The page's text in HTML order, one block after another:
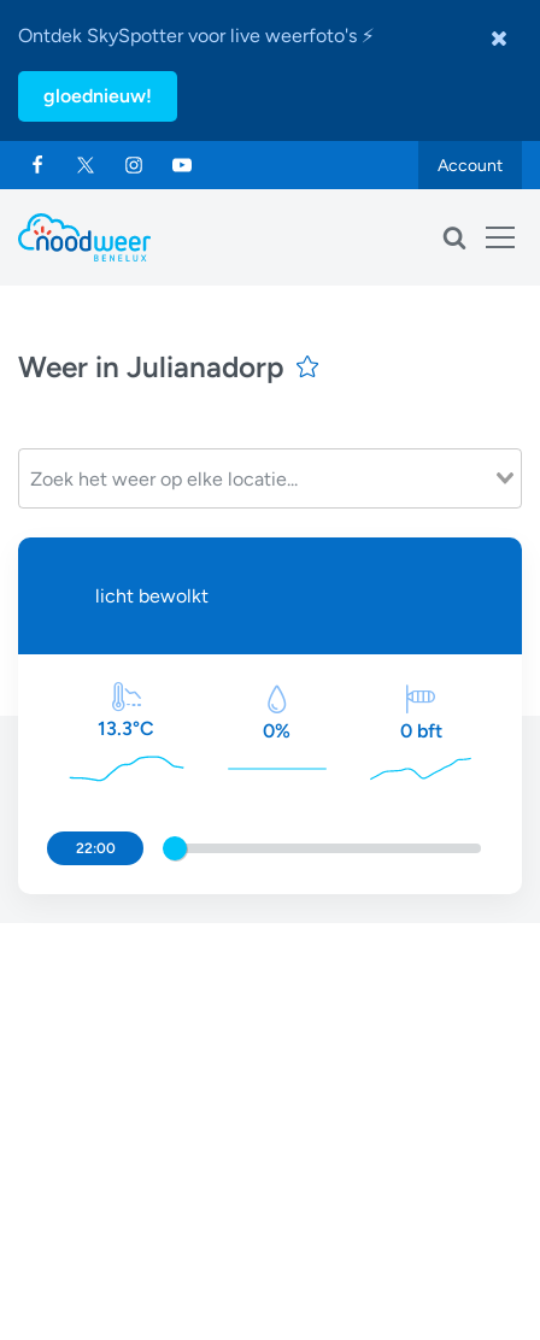
Ontdek SkySpotter voor live weerfoto's ⚡
gloednieuw!
Account
Weer in Julianadorp
licht bewolkt
13.3°C 0% 0 bft
22:00